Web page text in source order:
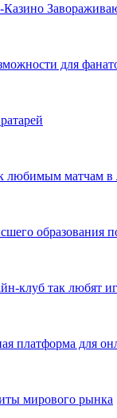
для
любимым матчам в
образования
клуб так любят
платформа для
мирового рынка